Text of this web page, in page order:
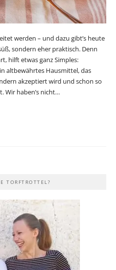
werden – und dazu gibt’s heute
sondern eher praktisch. Denn
hilft etwas ganz Simples:
altbewährtes Hausmittel, das
akzeptiert wird und schon so
Wir haben’s nicht…
TORFTROTTEL?